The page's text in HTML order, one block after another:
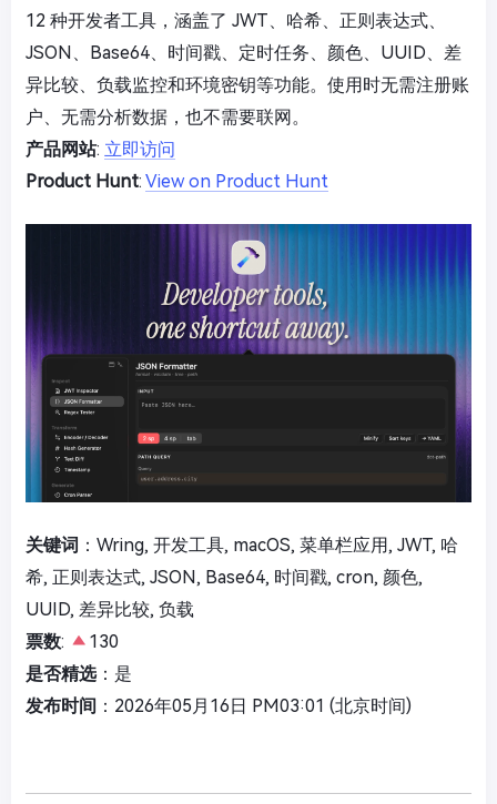
12 种开发者工具，涵盖了 JWT、哈希、正则表达式、
JSON、Base64、时间戳、定时任务、颜色、UUID、差
异比较、负载监控和环境密钥等功能。使用时无需注册账
户、无需分析数据，也不需要联网。
产品网站: 立即访问
Product Hunt: View on Product Hunt
关键词 ：Wring, 开发工具, macOS, 菜单栏应用, JWT, 哈
希, 正则表达式, JSON, Base64, 时间戳, cron, 颜色,
UUID, 差异比较, 负载
票数:
130
是否精选：是
发布时间 ：2026年05月16日 PM03:01 (北京时间)